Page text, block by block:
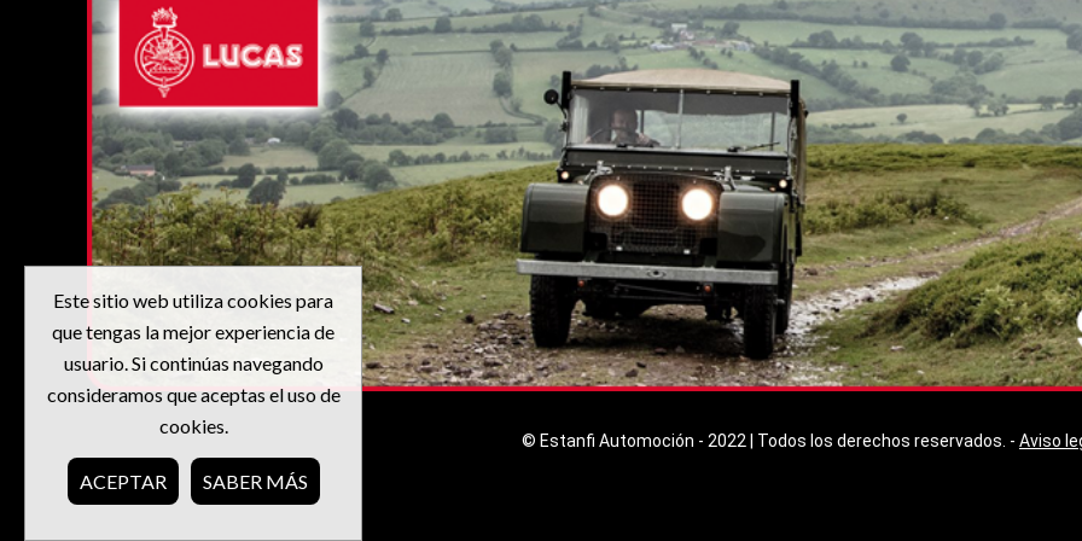
© Estanfi Automoción - 2022 | Todos los derechos reservados. - Aviso
Este sitio web utiliza cookies para
que tengas la mejor experiencia de
usuario. Si continúas navegando
consideramos que aceptas el uso de
cookies.
ACEPTAR SABER MÁS